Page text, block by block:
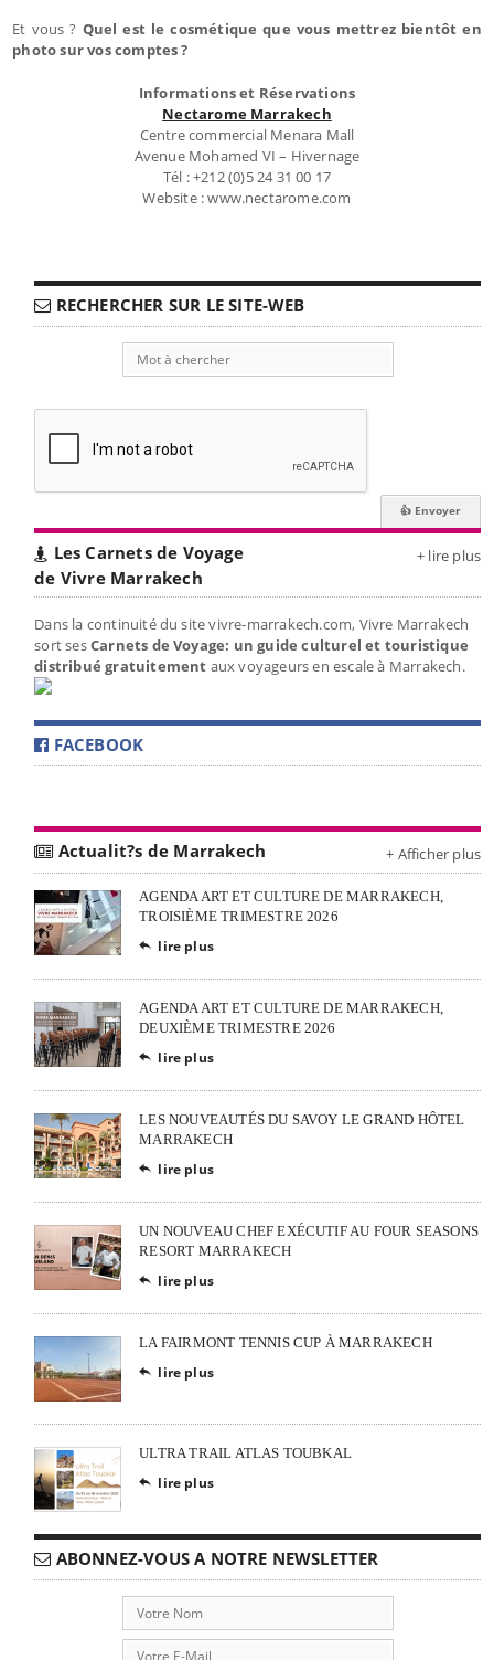
Et vous ? Quel est le cosmétique que vous mettrez bientôt en
photo sur vos comptes ?
Informations et Réservations
Nectarome Marrakech
Centre commercial Menara Mall
Avenue Mohamed VI – Hivernage
Tél : +212 (0)5 24 31 00 17
Website : www.nectarome.com
RECHERCHER SUR LE SITE-WEB
Les Carnets de Voyage
de Vivre Marrakech
+ lire plus
Dans la continuité du site vivre-marrakech.com, Vivre Marrakech
sort sesCarnets de Voyage: un guide culturel et touristique
distribué gratuitement aux voyageurs en escale à Marrakech.
FACEBOOK
Actualit?s de Marrakech + Afficher plus
AGENDA ART ET CULTURE DE MARRAKECH,
TROISIÈME TRIMESTRE 2026
 lire plus
AGENDA ART ET CULTURE DE MARRAKECH,
DEUXIÈME TRIMESTRE 2026
 lire plus
LES NOUVEAUTÉS DU SAVOY LE GRAND HÔTEL
MARRAKECH
 lire plus
UN NOUVEAU CHEF EXÉCUTIF AU FOUR SEASONS
RESORT MARRAKECH
 lire plus
LA FAIRMONT TENNIS CUP À MARRAKECH
 lire plus
ULTRA TRAIL ATLAS TOUBKAL
 lire plus
ABONNEZ-VOUS A NOTRE NEWSLETTER